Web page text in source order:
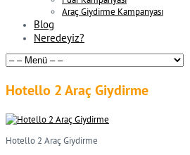
Araç Giydirme Kampanyası
Blog
Neredeyiz?
Hotello 2 Araç Giydirme
Hotello 2 Araç Giydirme